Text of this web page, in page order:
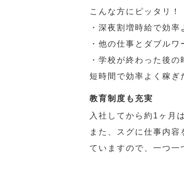
こんな方にピッタリ！
・深夜割増時給で効率
・他の仕事とダブルワ
・学校が終わった後
短時間で効率よく稼ぎ
教育制度も充実
入社してから約1ヶ月
また、スグに仕事内
ていますので、一つ一